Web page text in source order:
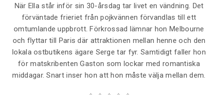
När Ella står inför sin 30-årsdag tar livet en vändning. Det
förväntade frieriet från pojkvännen förvandlas till ett
omtumlande uppbrott. Förkrossad lämnar hon Melbourne
och flyttar till Paris där attraktionen mellan henne och den
lokala ostbutikens ägare Serge tar fyr. Samtidigt faller hon
för matskribenten Gaston som lockar med romantiska
middagar. Snart inser hon att hon måste välja mellan dem.